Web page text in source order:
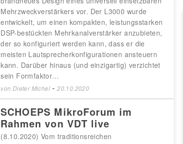
Mehrzweckverstärkers vor. Der L3000 wurde
entwickelt, um einen kompakten, leistungsstarken
DSP-bestückten Mehrkanalverstärker anzubieten,
der so konfiguriert werden kann, dass er die
meisten Lautsprecherkonfigurationen ansteuern
kann. Darüber hinaus (und einzigartig) verzichtet
sein Formfaktor…
von Dieter Michel-20.10.2020
SCHOEPS MikroForum im
Rahmen von VDT live
(8.10.2020) Vom traditionsreichen